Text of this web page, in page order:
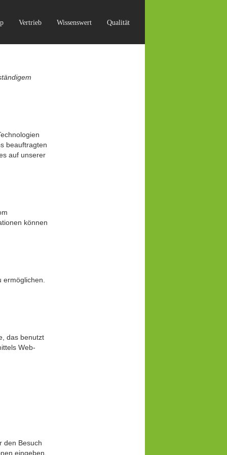
Vertrieb Wissenswert Qualität
beauftragten
auf unserer
können
das benutzt
Web-
den Besuch
eingeben,